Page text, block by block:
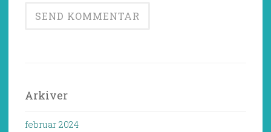
Arkiver
februar 2024